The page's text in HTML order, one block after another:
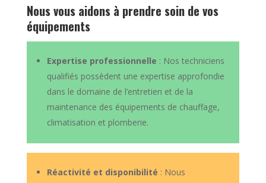
Nous vous aidons à prendre soin de vos
équipements
Expertise professionnelle : Nos techniciens
qualifiés possèdent une expertise approfondie
dans le domaine de l’entretien et de la
maintenance des équipements de chauffage,
climatisation et plomberie.
Réactivité et disponibilité : Nous